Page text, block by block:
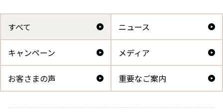
薬用スカルプシャンプ
ー
スカルプフローラブー
スター
白髪ケア インナーケア
すべて ニュース
キャンペーン メディア
お客さまの声 重要なご案内